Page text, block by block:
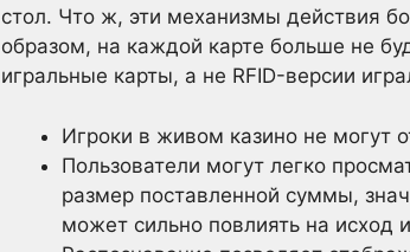
стол. Что ж, эти механизмы действия
образом, на каждой карте больше не
игральные карты, а не RFID-версии
Игроки в живом казино не могут
Пользователи могут легко
размер поставленной суммы,
может сильно повлиять на исход